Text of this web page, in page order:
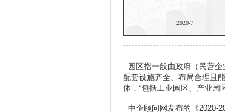
2020-7
园区指一般由政府（民营
配套设施齐全、布局合理且
体，“包括工业园区、产业园
中企顾问网发布的《2020-